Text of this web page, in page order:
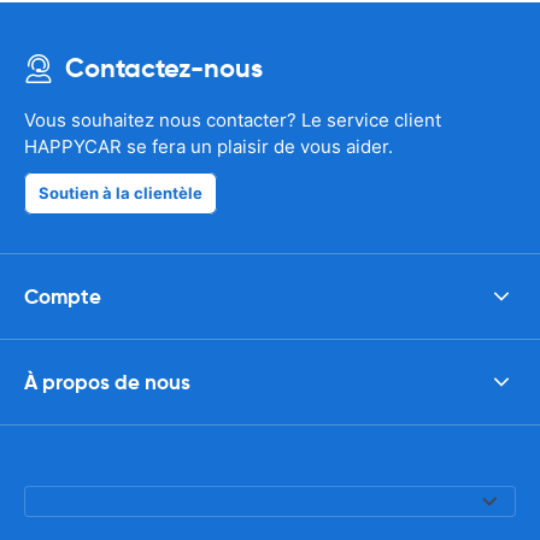
Contactez-nous
Vous souhaitez nous contacter? Le service client
HAPPYCAR se fera un plaisir de vous aider.
Soutien à la clientèle
Compte
À propos de nous